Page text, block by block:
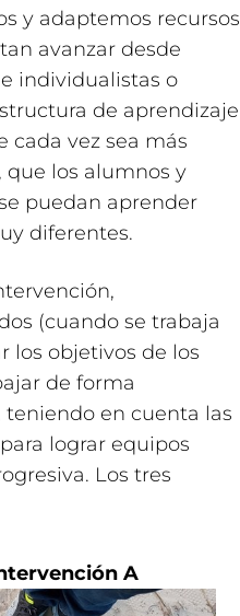
y adaptemos recursos
avanzar desde
individualistas o
de aprendizaje
cada vez sea más
los alumnos y
puedan aprender
diferentes.
(cuando se trabaja
los objetivos de los
de forma
en cuenta las
lograr equipos
Los tres
A